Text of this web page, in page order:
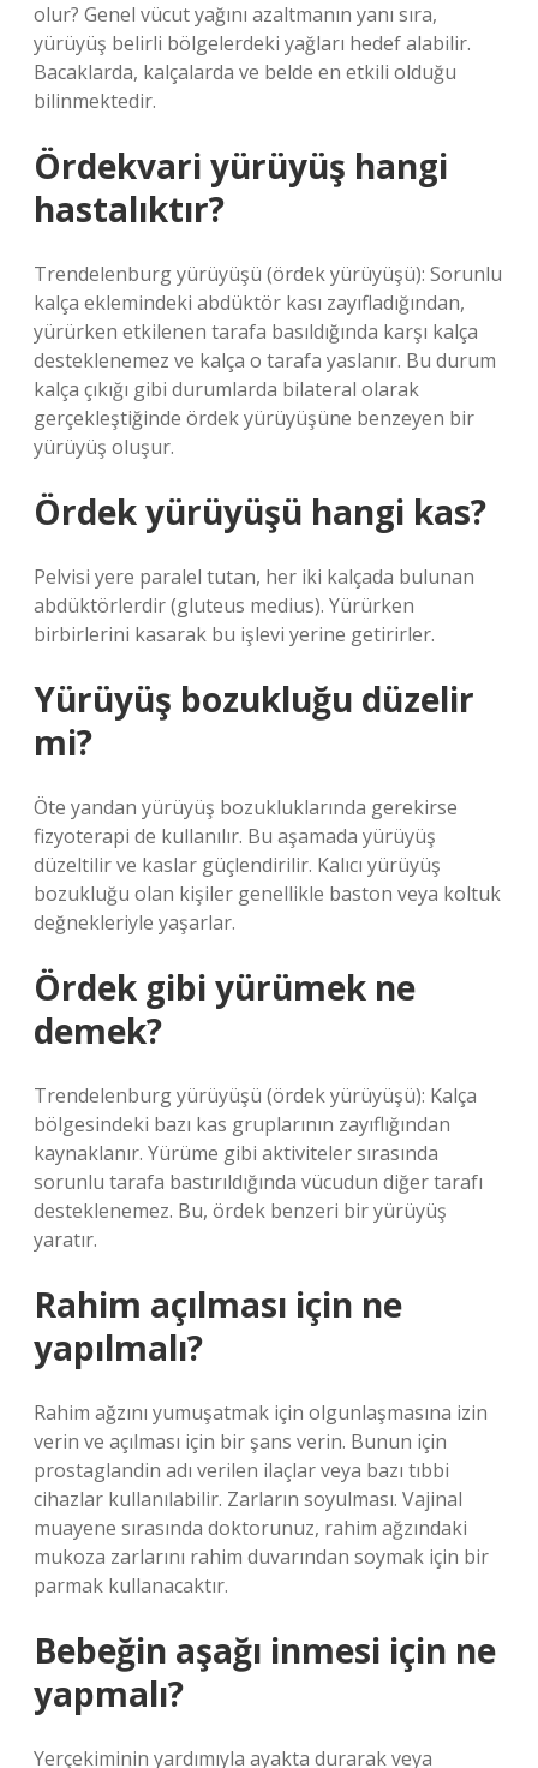
olur? Genel vücut yağını azaltmanın yanı sıra,
yürüyüş belirli bölgelerdeki yağları hedef alabilir.
Bacaklarda, kalçalarda ve belde en etkili olduğu
bilinmektedir.
Ördekvari yürüyüş hangi
hastalıktır?
Trendelenburg yürüyüşü (ördek yürüyüşü): Sorunlu
kalça eklemindeki abdüktör kası zayıfladığından,
yürürken etkilenen tarafa basıldığında karşı kalça
desteklenemez ve kalça o tarafa yaslanır. Bu durum
kalça çıkığı gibi durumlarda bilateral olarak
gerçekleştiğinde ördek yürüyüşüne benzeyen bir
yürüyüş oluşur.
Ördek yürüyüşü hangi kas?
Pelvisi yere paralel tutan, her iki kalçada bulunan
abdüktörlerdir (gluteus medius). Yürürken
birbirlerini kasarak bu işlevi yerine getirirler.
Yürüyüş bozukluğu düzelir
mi?
Öte yandan yürüyüş bozukluklarında gerekirse
fizyoterapi de kullanılır. Bu aşamada yürüyüş
düzeltilir ve kaslar güçlendirilir. Kalıcı yürüyüş
bozukluğu olan kişiler genellikle baston veya koltuk
değnekleriyle yaşarlar.
Ördek gibi yürümek ne
demek?
Trendelenburg yürüyüşü (ördek yürüyüşü): Kalça
bölgesindeki bazı kas gruplarının zayıflığından
kaynaklanır. Yürüme gibi aktiviteler sırasında
sorunlu tarafa bastırıldığında vücudun diğer tarafı
desteklenemez. Bu, ördek benzeri bir yürüyüş
yaratır.
Rahim açılması için ne
yapılmalı?
Rahim ağzını yumuşatmak için olgunlaşmasına izin
verin ve açılması için bir şans verin. Bunun için
prostaglandin adı verilen ilaçlar veya bazı tıbbi
cihazlar kullanılabilir. Zarların soyulması. Vajinal
muayene sırasında doktorunuz, rahim ağzındaki
mukoza zarlarını rahim duvarından soymak için bir
parmak kullanacaktır.
Bebeğin aşağı inmesi için ne
yapmalı?
Yerçekiminin yardımıyla ayakta durarak veya